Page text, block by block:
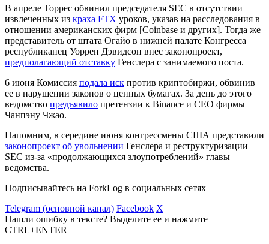
В апреле Торрес обвинил председателя SEC в отсутствии
извлеченных из краха FTX уроков, указав на расследования в
отношении американских фирм [Coinbase и других]. Тогда же
представитель от штата Огайо в нижней палате Конгресса
республиканец Уоррен Дэвидсон внес законопроект,
предполагающий отставку Генслера с занимаемого поста.
6 июня Комиссия подала иск против криптобиржи, обвинив
ее в нарушении законов о ценных бумагах. За день до этого
ведомство предъявило претензии к Binance и CEO фирмы
Чанпэну Чжао.
Напомним, в середине июня конгрессмены США представили
законопроект об увольнении Генслера и реструктуризации
SEC из-за «продолжающихся злоупотреблений» главы
ведомства.
Подписывайтесь на ForkLog в социальных сетях
Telegram (основной канал) Facebook X
Нашли ошибку в тексте? Выделите ее и нажмите
CTRL+ENTER